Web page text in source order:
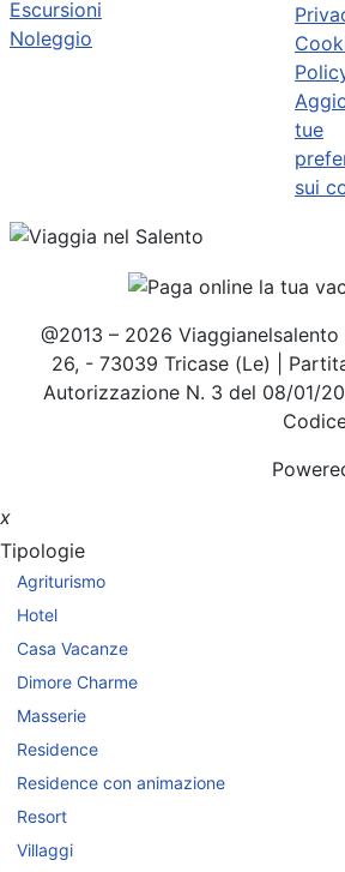
Escursioni
Noleggio
tue
sui
@2013 – 2026 Viaggianelsalento
26, - 73039 Tricase (Le) |
Autorizzazione N. 3 del 08/01/
x
Tipologie
Agriturismo
Hotel
Casa Vacanze
Dimore Charme
Masserie
Residence
Residence con animazione
Resort
Villaggi